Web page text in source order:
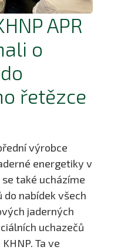
APR
o
řetězce
výrobce
energetiky v
také ucházíme
nabídek všech
jaderných
uchazečů
Ta ve